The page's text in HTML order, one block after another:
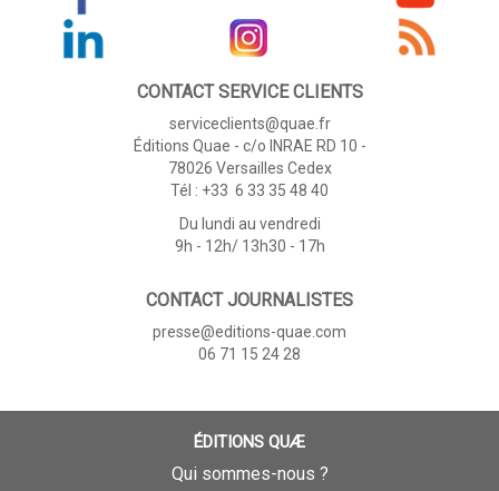
CONTACT SERVICE CLIENTS
serviceclients@quae.fr
Éditions Quae - c/o INRAE RD 10 -
78026 Versailles Cedex
Tél : +33 6 33 35 48 40
Du lundi au vendredi
9h - 12h/ 13h30 - 17h
CONTACT JOURNALISTES
presse@editions-quae.com
06 71 15 24 28
ÉDITIONS QUÆ
Qui sommes-nous ?